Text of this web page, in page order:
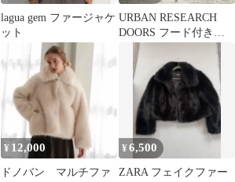
lagua gem ファージャケ
ット
URBAN RESEARCH
DOORS フード付きコ
ート フェイクファー
美品
¥ 12,000
ドノバン マルチファ
¥6,500
ZARA フェイクファー